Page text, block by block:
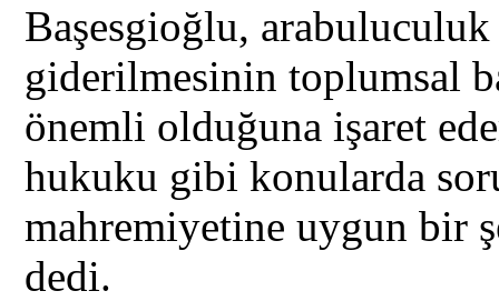
Başesgioğlu,
giderilmesinin toplumsal
önemli olduğuna işaret
hukuku gibi konularda
mahremiyetine uygun bir
dedi.